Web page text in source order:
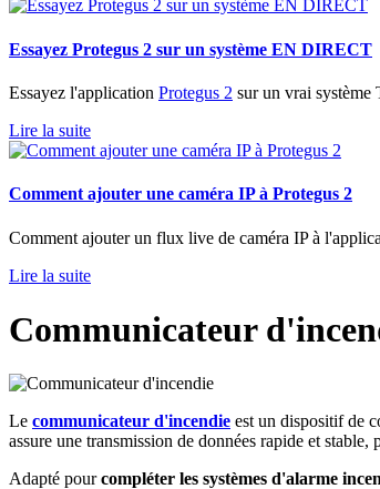
Essayez Protegus 2 sur un système EN DIRECT
Essayez l'application Protegus 2 sur un vrai système
Lire la suite
Comment ajouter une caméra IP à Protegus 2
Comment ajouter un flux live de caméra IP à
Lire la suite
Communicateur
Le communicateur d'incendie est un dispositif de
assure une transmission de données rapide et
Adapté pourcompléter les systèmes d'alarme